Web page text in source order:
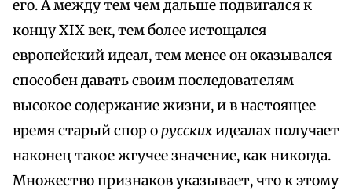
его. А между тем чем дальше подвигался к
концу XIX век, тем более истощался
европейский идеал, тем менее он оказывался
способен давать своим последователям
высокое содержание жизни, и в настоящее
время старый спор орусскихидеалах получает
наконец такое жгучее значение, как никогда.
Множество признаков указывает, что к этому